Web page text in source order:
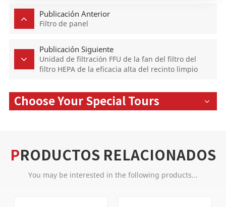
Publicación Anterior
Filtro de panel
Publicación Siguiente
Unidad de filtración FFU de la fan del filtro del
filtro HEPA de la eficacia alta del recinto limpio
Choose Your Special Tours
PRODUCTOS RELACIONADOS
You may be interested in the following products...